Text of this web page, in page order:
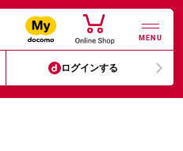
MENU
ログインする